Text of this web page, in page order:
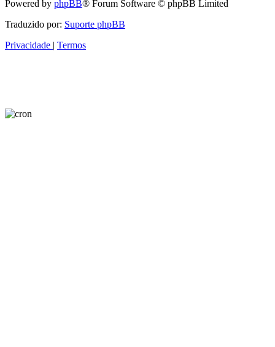
Powered by phpBB® Forum Software © phpBB Limited
Traduzido por: Suporte phpBB
Privacidade
Termos